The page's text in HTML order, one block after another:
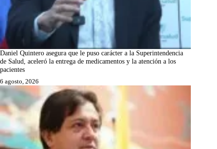
Daniel Quintero asegura que le puso carácter a la Superintendencia
de Salud, aceleró la entrega de medicamentos y la atención a los
pacientes
6 agosto, 2026